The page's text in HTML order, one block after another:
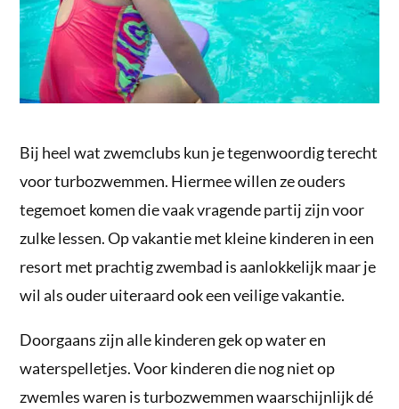
Bij heel wat zwemclubs kun je tegenwoordig terecht
voor turbozwemmen. Hiermee willen ze ouders
tegemoet komen die vaak vragende partij zijn voor
zulke lessen. Op vakantie met kleine kinderen in een
resort met prachtig zwembad is aanlokkelijk maar je
wil als ouder uiteraard ook een veilige vakantie.
Doorgaans zijn alle kinderen gek op water en
waterspelletjes. Voor kinderen die nog niet op
zwemles waren is turbozwemmen waarschijnlijk dé